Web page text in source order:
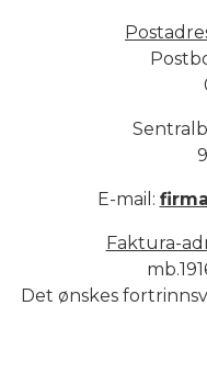
E-mail:
Faktura-
Det ønskes